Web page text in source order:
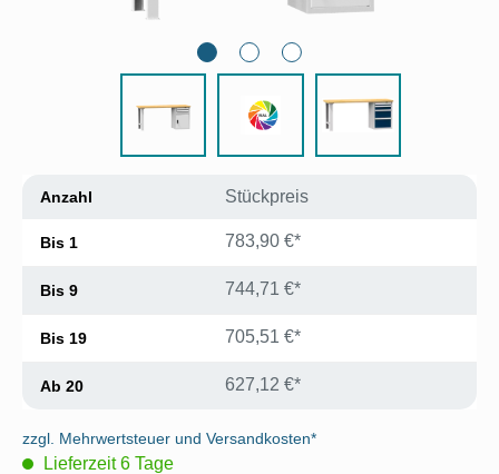
Anzahl Stückpreis
Bis 1 783,90 €*
Bis 9 744,71 €*
Bis 19 705,51 €*
Ab 20 627,12 €*
zzgl. Mehrwertsteuer und Versandkosten*
Lieferzeit 6 Tage